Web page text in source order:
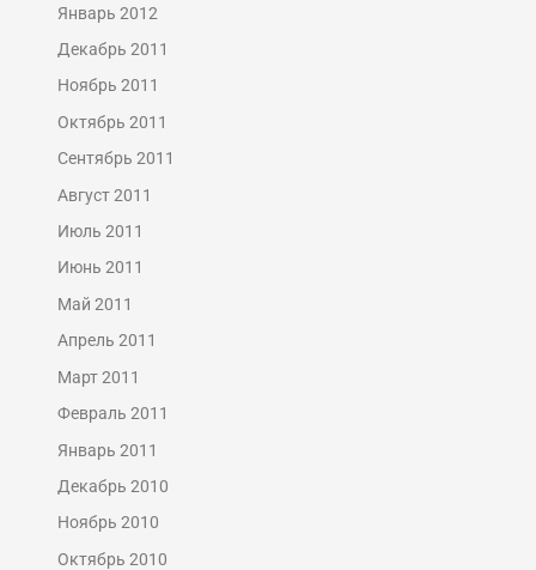
Январь 2012
Декабрь 2011
Ноябрь 2011
Октябрь 2011
Сентябрь 2011
Август 2011
Июль 2011
Июнь 2011
Май 2011
Апрель 2011
Март 2011
Февраль 2011
Январь 2011
Декабрь 2010
Ноябрь 2010
Октябрь 2010